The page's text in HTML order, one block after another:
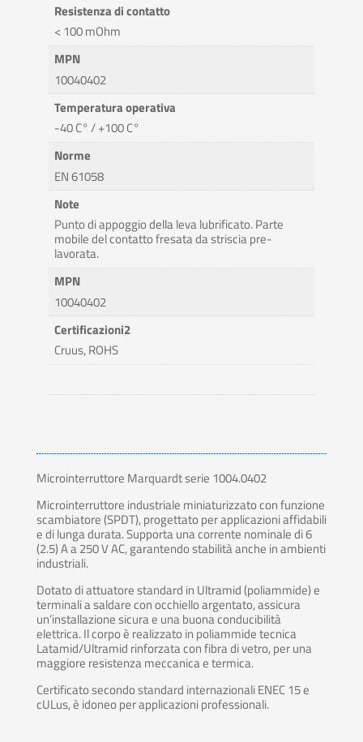
Resistenza di contatto
< 100 mOhm
MPN
10040402
Temperatura operativa
-40 C° / +100 C°
Norme
EN 61058
Note
Punto di appoggio della leva lubrificato. Parte
mobile del contatto fresata da striscia pre-
lavorata.
MPN
10040402
Certificazioni2
Cruus, ROHS
Microinterruttore Marquardt serie 1004.0402
Microinterruttore industriale miniaturizzato con funzione
scambiatore (SPDT), progettato per applicazioni affidabili
e di lunga durata. Supporta una corrente nominale di 6
(2.5) A a 250 V AC, garantendo stabilità anche in ambienti
industriali.
Dotato di attuatore standard in Ultramid (poliammide) e
terminali a saldare con occhiello argentato, assicura
un’installazione sicura e una buona conducibilità
elettrica. Il corpo è realizzato in poliammide tecnica
Latamid/Ultramid rinforzata con fibra di vetro, per una
maggiore resistenza meccanica e termica.
Certificato secondo standard internazionali ENEC 15 e
cULus, è idoneo per applicazioni professionali.